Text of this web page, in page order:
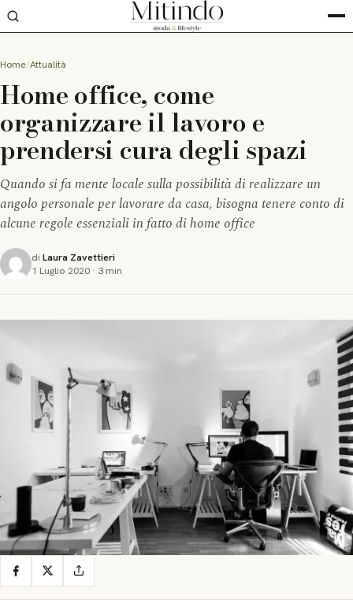
Home Attualità
Home office, come
organizzare il lavoro e
prendersi cura degli spazi
Quando si fa mente locale sulla possibilità di realizzare un
angolo personale per lavorare da casa, bisogna tenere conto di
alcune regole essenziali in fatto di home office
di Laura Zavettieri
1 Luglio 2020 · 3 min